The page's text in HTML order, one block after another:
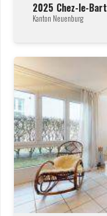
2025 Chez-le-Bart
Kanton Neuenburg